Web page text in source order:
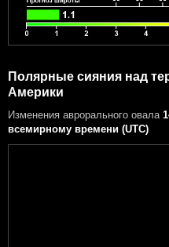
Полярные сияния над
Америки
Изменения аврорального овала
всемирному времени (UTC)